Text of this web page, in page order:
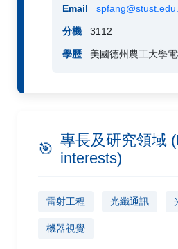
Email
分機 3112
學歷 美國德州農工大學
🎯
專長及研究領域
interests)
雷射工程 光纖通訊
機器視覺